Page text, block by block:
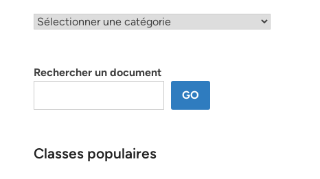
Classification
Rechercher un document
GO
Classes populaires